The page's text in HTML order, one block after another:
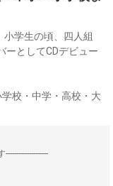
小学生の頃、四人組
ーとしてCDデビュー
校・中学・高校・大